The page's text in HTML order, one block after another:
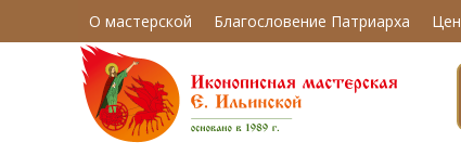
О мастерской Благословение Патриарха